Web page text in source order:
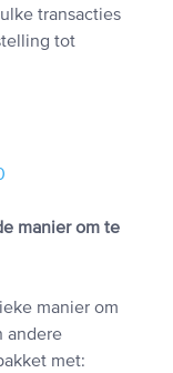
transacties
tot
manier om te
manier om
andere
met: